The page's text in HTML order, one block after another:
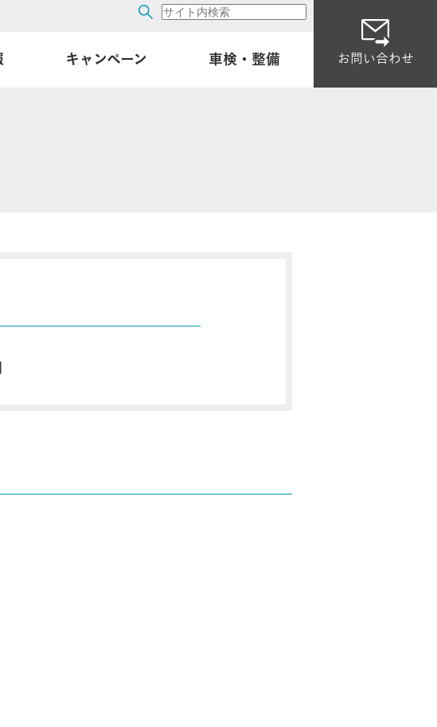
キャンペーン 車検・整備 お問い合わせ